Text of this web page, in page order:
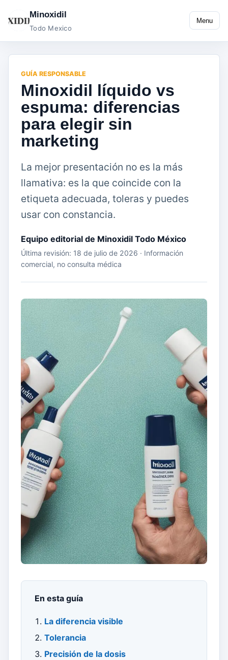
Minoxidil
Todo Mexico
Menu
GUÍA RESPONSABLE
Minoxidil líquido vs
espuma: diferencias
para elegir sin
marketing
La mejor presentación no es la más
llamativa: es la que coincide con la
etiqueta adecuada, toleras y puedes
usar con constancia.
Equipo editorial de Minoxidil Todo México
Última revisión: 18 de julio de 2026 · Información
comercial, no consulta médica
En esta guía
La diferencia visible
Tolerancia
Precisión de la dosis